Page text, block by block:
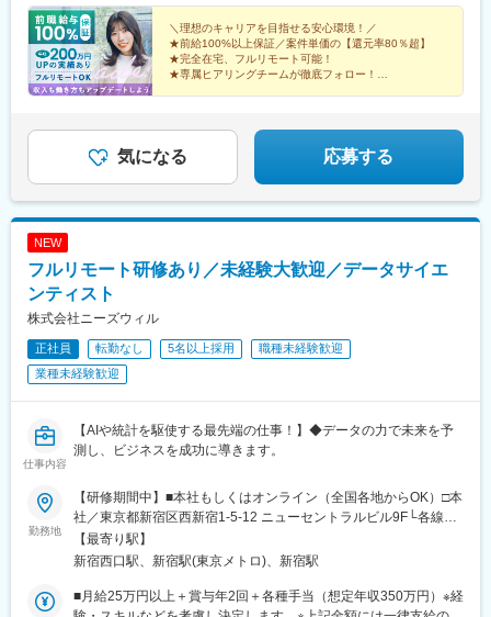
中電前駅、本通駅、本町駅、西大橋駅、大阪梅田駅(阪神線)、東池
袋四丁目駅、馬喰横山駅、六本木一丁目駅、品川駅、平間駅、本
駒込駅、築地市場駅、大門駅(東京都)、銀座一丁目駅、二重橋前
駅、熊本城・市役所前駅、都通駅
社】愛知県名古屋市中区栄3-15-33 栄ガスビル13F└各線「栄」駅
より徒歩5分【福岡支社】福岡県福岡市中央区渡辺通5-14-12 南天
神ビル3F└七隈線「天神南」駅より徒歩4分【北海道支社】北海道
札幌市中央区大通西1丁目14-2 桂和大通ビル50 9F└各線「大通」
駅より徒歩3分
＼理想のキャリアを目指せる安心環境！／
★前給100%以上保証／案件単価の【還元率80％超】
★完全在宅、フルリモート可能！
★専属ヒアリングチームが徹底フォロー！
気になる 応募する
NEW
フルリモート研修あり／未経験大歓迎／データサイエ
ンティスト
株式会社ニーズウィル
正社員 転勤なし 5名以上採用
職種未経験歓迎
業種未経験歓迎
仕事内容
【AIや統計を駆使する最先端の仕事！】◆データの力で未来を予
測し、ビジネスを成功に導きます。
勤務地
【研修期間中】■本社もしくはオンライン（全国各地からOK）□本
社／東京都新宿区西新宿1-5-12 ニューセントラルビル9F└各線
「新宿」駅より徒歩3分└都営大江戸線「新宿西口」駅より徒歩2
分【研修終了後】■東京23区を中心とした全国各地のITプロジェク
ん。※すべて徒歩10分以内の駅チカオフィスです。※フルリモー
【最寄り駅】
新宿西口駅、新宿駅(東京メトロ)、新宿駅
■月給25万円以上＋賞与年2回＋各種手当（想定年収350万円）※経